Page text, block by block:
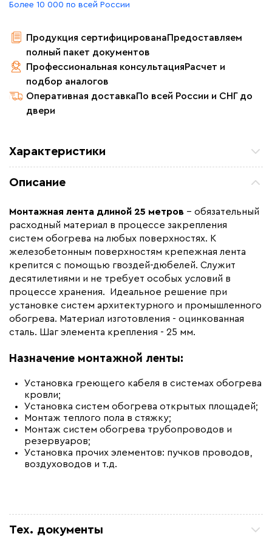
Более 10 000 по всей России
Продукция сертифицированаПредоставляем
полный пакет документов
Профессиональная консультацияРасчет и
подбор аналогов
Оперативная доставкаПо всей России и СНГ до
двери
Характеристики
Толщина (мм) 0.3
Страна производства
Гарантия (год)
Коллекция Монтажные ленты ССТ
Бренд
Материал Оцинкованная сталь
Описание
Монтажная лента длиной 25 метров – обязательный
расходный материал в процессе закрепления
систем обогрева на любых поверхностях. К
железобетонным поверхностям крепежная лента
крепится с помощью гвоздей-дюбелей. Служит
десятилетиями и не требует особых условий в
процессе хранения. Идеальное решение при
установке систем архитектурного и промышленного
обогрева. Материал изготовления - оцинкованная
сталь. Шаг элемента крепления - 25 мм.
Назначение монтажной ленты:
Установка греющего кабеля в системах обогрева
кровли;
Установка систем обогрева открытых площадей;
Монтаж теплого пола в стяжку;
Монтаж систем обогрева трубопроводов и
резервуаров;
Установка прочих элементов: пучков проводов,
воздуховодов и т.д.
Тех. документы